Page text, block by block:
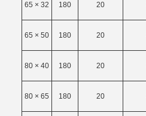
65 × 32 180 20
65 × 50 180 20
80 × 40 180 20
80 × 65 180 20